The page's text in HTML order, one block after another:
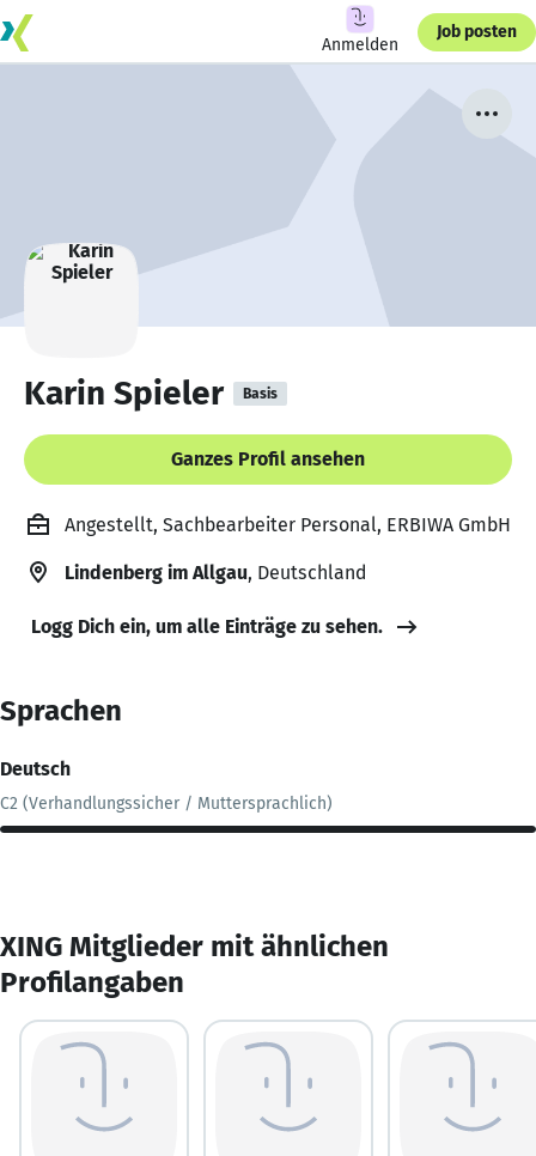
Anmelden
Job posten
Karin Spieler Basis
Ganzes Profil ansehen
Angestellt, Sachbearbeiter Personal, ERBIWA GmbH
Lindenberg im Allgau, Deutschland
Logg Dich ein, um alle Einträge zu sehen.
Sprachen
Deutsch
C2 (Verhandlungssicher / Muttersprachlich)
XING Mitglieder mit ähnlichen
Profilangaben